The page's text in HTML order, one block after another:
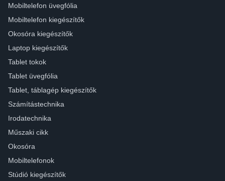
Mobiltelefon üvegfólia
Mobiltelefon kiegészítők
Okosóra kiegészítők
Laptop kiegészítők
Tablet tokok
Tablet üvegfólia
Tablet, táblagép kiegészítők
Számítástechnika
Irodatechnika
Műszaki cikk
Okosóra
Mobiltelefonok
Stúdió kiegészítők